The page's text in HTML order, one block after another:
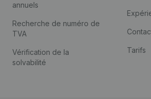
annuels
Recherche de numéro de
TVA
Vérification de la
solvabilité
Tarifs